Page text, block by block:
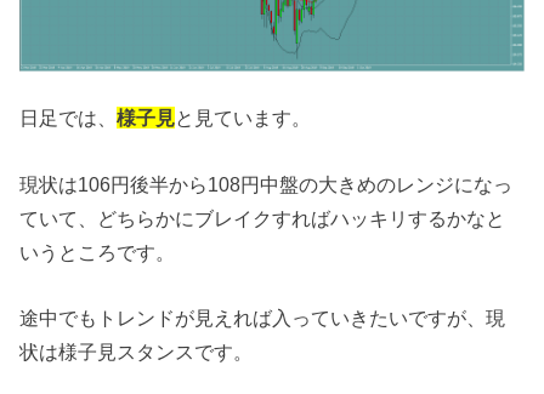
日足では、様子見と見ています。
現状は106円後半から108円中盤の大きめのレンジになっ
ていて、どちらかにブレイクすればハッキリするかなと
いうところです。
途中でもトレンドが見えれば入っていきたいですが、現
状は様子見スタンスです。